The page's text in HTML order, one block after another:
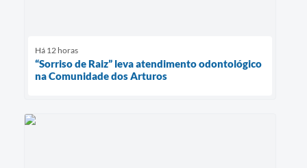
Há 12 horas
“Sorriso de Raiz” leva atendimento odontológico
na Comunidade dos Arturos